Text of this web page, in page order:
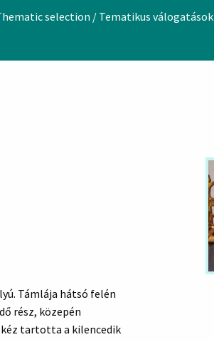
selection / Tematikus válogatások
Támlája hátsó felén
rész, közepén
tartotta a kilencedik